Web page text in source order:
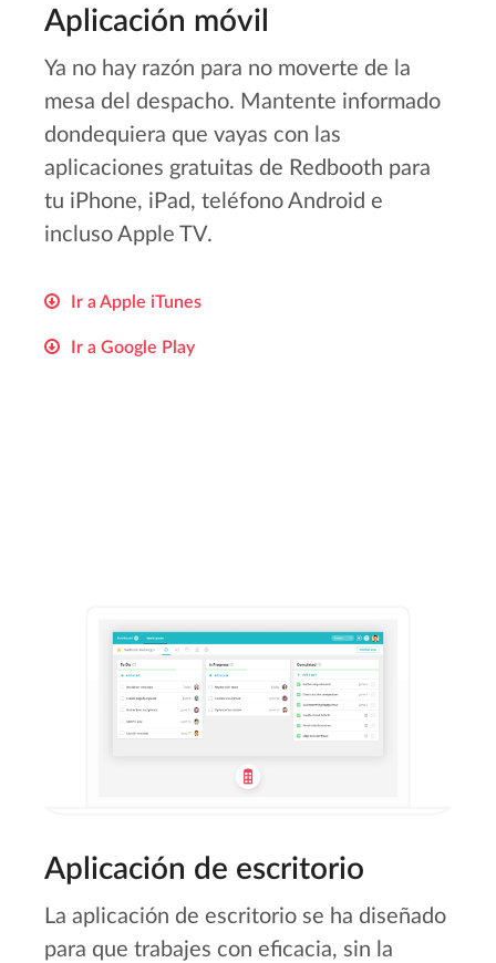
Aplicación móvil
Ya no hay razón para no moverte de la
mesa del despacho. Mantente informado
dondequiera que vayas con las
aplicaciones gratuitas de Redbooth para
tu iPhone, iPad, teléfono Android e
incluso Apple TV.
Ir a Apple iTunes
Ir a Google Play
Aplicación de escritorio
La aplicación de escritorio se ha diseñado
para que trabajes con eficacia, sin la